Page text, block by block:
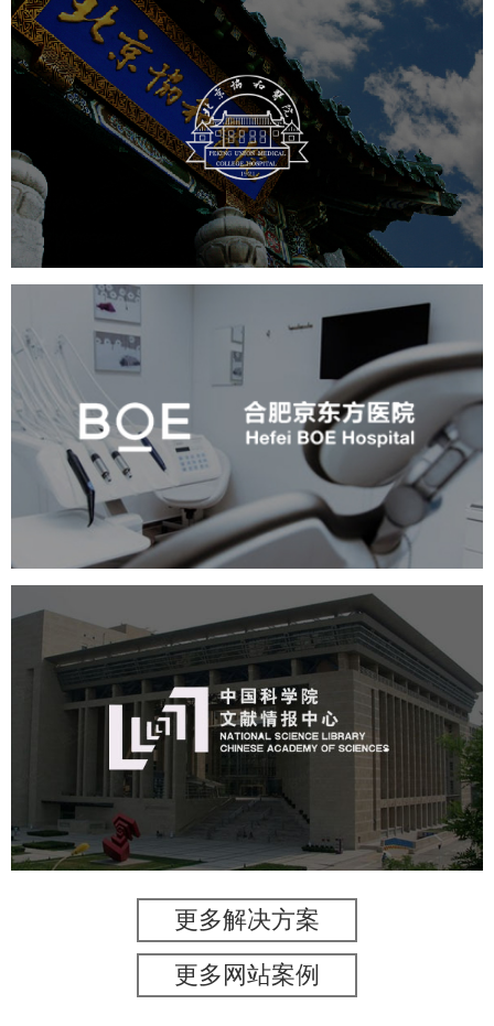
协和医院
医药医疗 医院网站建设
博物馆展厅设计
数字博物馆建设
展厅空间设计
北京展厅设计
企业展厅设计 公司展厅设计
合肥京东方医院
医药医疗 医院网站建设
展厅空间设计
企业展厅设计
公司展厅设计
北京展厅设计
产品展厅设计
博物馆展厅设计 数字博物馆建设
中国科学院文献情报中心
网站建设
数字博物馆建设
展厅空间设计
产品展厅设计
更多解决方案
更多网站案例